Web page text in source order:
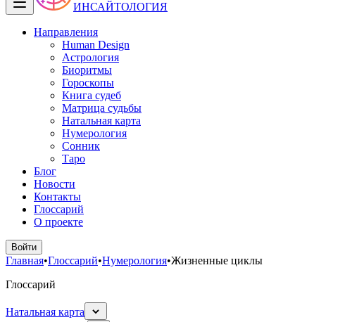
ИНСАЙТОЛОГИЯ
Направления
Human Design
Астрология
Биоритмы
Гороскопы
Книга судеб
Матрица судьбы
Натальная карта
Нумерология
Сонник
Таро
Блог
Новости
Контакты
Глоссарий
О проекте
Войти
Главная•Глоссарий•Нумерология•Жизненные циклы
Глоссарий
Натальная карта